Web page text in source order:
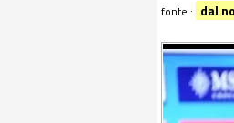
fonte : dal